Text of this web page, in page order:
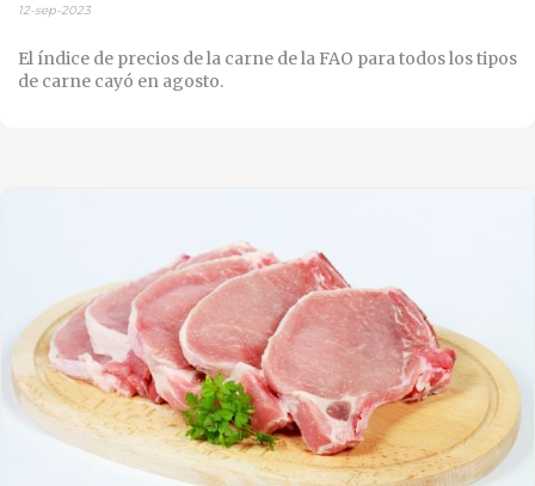
12-sep-2023
El índice de precios de la carne de la FAO para todos los tipos
de carne cayó en agosto.